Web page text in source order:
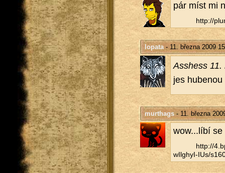
pár míst mi
http://​
lopata- 11. března 2009
Asshess 11.
jes
murthags- 11. března
wow...líbí se
http://​
wIlghyI-IUs/​